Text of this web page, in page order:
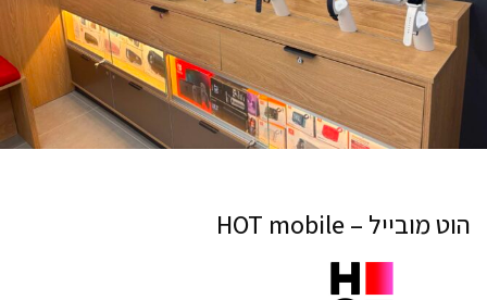
הוט מובייל – HOT mobile